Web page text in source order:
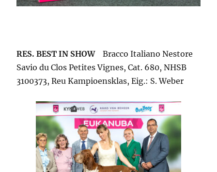
RES. BEST IN SHOWBracco Italiano Nestore
Savio du Clos Petites Vignes, Cat. 680, NHSB
3100373, Reu Kampioensklas, Eig.: S. Weber